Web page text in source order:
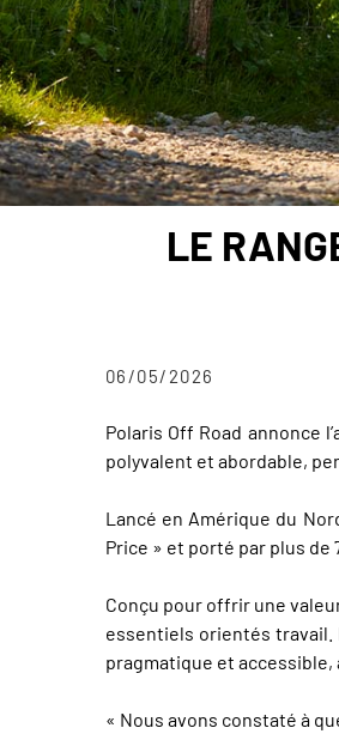
LE
06/05/2026
Polaris Off Road annonce
polyvalent et abordable,
Lancé en Amérique du
Price » et porté par plus de
Conçu pour offrir une
essentiels orientés
pragmatique et accessible,
« Nous avons constaté à